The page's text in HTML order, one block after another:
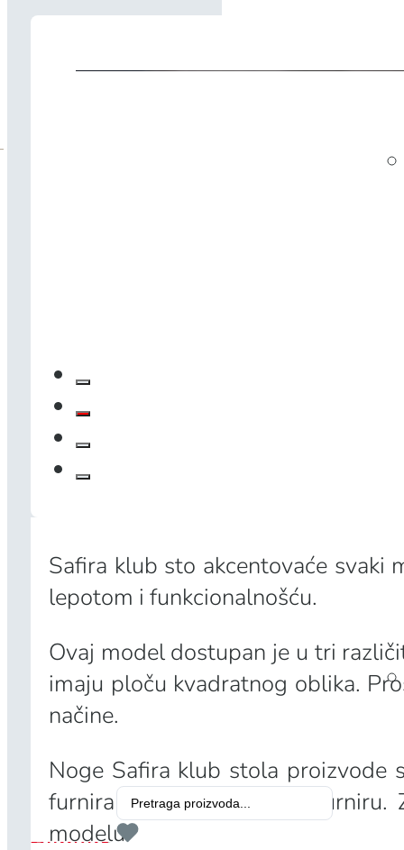
Search
...
Safira klub sto akcentovaće
lepotom i funkcionalnošću.
Ovaj model dostupan je u tri
imaju ploču kvadratnog oblika.
načine.
Noge Safira klub stola proizvode
furnirana je u jasenovom
modelu.